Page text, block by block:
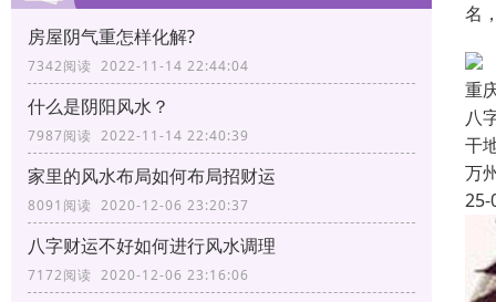
房屋阴气重怎样化解?
7342阅读 2022-11-14 22:44:04
什么是阴阳风水？
7987阅读 2022-11-14 22:40:39
家里的风水布局如何布局招财运
8091阅读 2020-12-06 23:20:37
八字财运不好如何进行风水调理
7172阅读 2020-12-06 23:16:06
名
重
八
干
万
25-